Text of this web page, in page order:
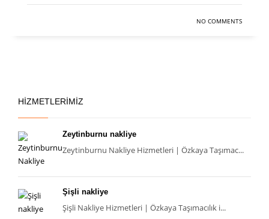
NO COMMENTS
HIZMETLERIMIZ
Zeytinburnu nakliye
Zeytinburnu Nakliye Hizmetleri | Özkaya Taşımac...
Şişli nakliye
Şişli Nakliye Hizmetleri | Özkaya Taşımacılık i...